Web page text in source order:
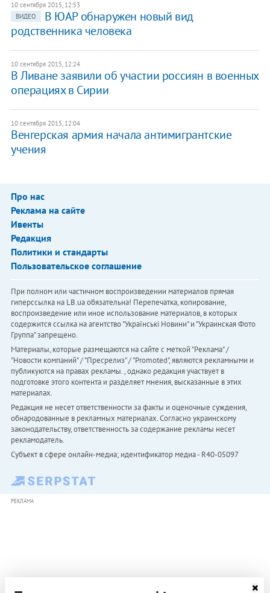
10 сентября 2015, 12:53
ВИДЕО
В ЮАР обнаружен новый вид
родственника человека
10 сентября 2015, 12:24
В Ливане заявили об участии россиян в военных
операциях в Сирии
10 сентября 2015, 12:04
​Венгерская армия начала антимигрантские
учения
Про нас
Реклама на сайте
Ивенты
Редакция
Политики и стандарты
Пользовательское соглашение
При полном или частичном воспроизведении материалов прямая
гиперссылка на LB.ua обязательна! Перепечатка, копирование,
воспроизведение или иное использование материалов, в которых
содержится ссылка на агентство "Українськi Новини" и "Украинская Фото
Группа" запрещено.
Материалы, которые размещаются на сайте с меткой "Реклама" /
"Новости компаний" / "Пресрелиз" / "Promoted", являются рекламными и
публикуются на правах рекламы. , однако редакция участвует в
подготовке этого контента и разделяет мнения, высказанные в этих
материалах.
Редакция не несет ответственности за факты и оценочные суждения,
обнародованные в рекламных материалах. Согласно украинскому
законодательству, ответственность за содержание рекламы несет
рекламодатель.
Субъект в сфере онлайн-медиа; идентификатор медиа - R40-05097
РЕКЛАМА